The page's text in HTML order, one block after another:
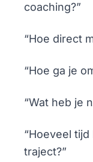
coaching?”
“Hoe direct
“Hoe ga je
“Wat heb je
“Hoeveel
traject?”